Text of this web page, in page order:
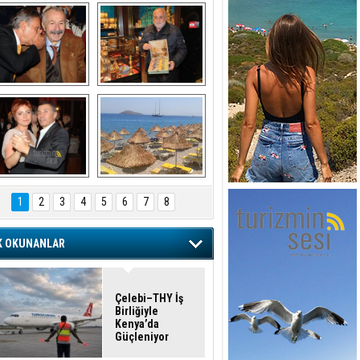
ULUSOY ve
BAĞLIKAYA
Avni Ongurlar ile
DEDEMAN
TATİL
1
2 3 4 5 6 7 8
OKUNANLAR
Çelebi–THY İş
Birliğiyle
Kenya’da
Güçleniyor